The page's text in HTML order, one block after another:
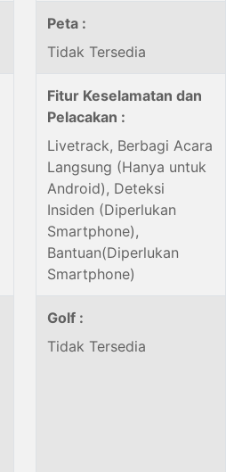
Peta :
Tidak Tersedia
Fitur Keselamatan dan
Pelacakan :
Livetrack, Berbagi Acara
Langsung (Hanya untuk
Android), Deteksi
Insiden (Diperlukan
Smartphone),
Bantuan(Diperlukan
Smartphone)
Golf :
Tidak Tersedia